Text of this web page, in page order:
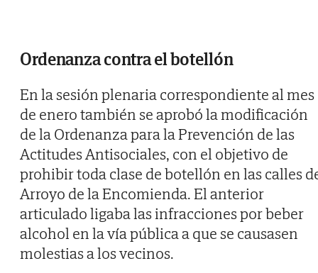
Ordenanza contra el botellón
En la sesión plenaria correspondiente al mes
de enero también se aprobó la modificación
de la Ordenanza para la Prevención de las
Actitudes Antisociales, con el objetivo de
prohibir toda clase de botellón en las calles
Arroyo de la Encomienda. El anterior
articulado ligaba las infracciones por beber
alcohol en la vía pública a que se causasen
molestias a los vecinos.